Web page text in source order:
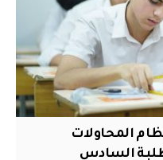
المحاولات
السادس